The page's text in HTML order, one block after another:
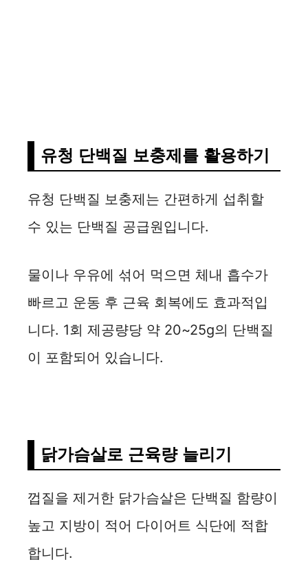
유청 단백질 보충제를 활용하기
유청 단백질 보충제는 간편하게 섭취할
수 있는 단백질 공급원입니다.
물이나 우유에 섞어 먹으면 체내 흡수가
빠르고 운동 후 근육 회복에도 효과적입
니다. 1회 제공량당 약 20~25g의 단백질
이 포함되어 있습니다.
닭가슴살로 근육량 늘리기
껍질을 제거한 닭가슴살은 단백질 함량이
높고 지방이 적어 다이어트 식단에 적합
합니다.